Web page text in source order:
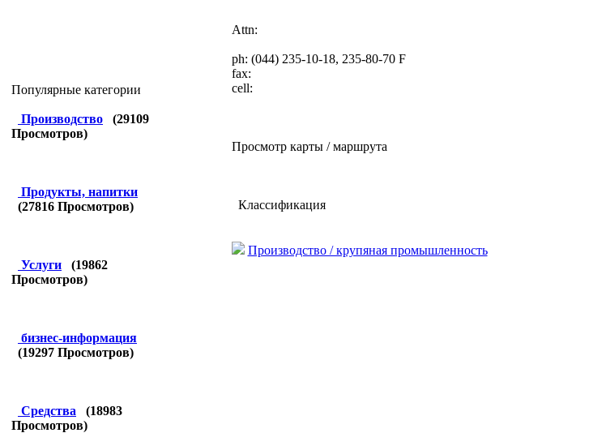
Популярные категории
Производство (29109
Просмотров)
Продукты, напитки
(27816 Просмотров)
Услуги (19862
Просмотров)
бизнес-информация
(19297 Просмотров)
Средства (18983
Просмотров)
Attn:
ph: (044) 235-10-18, 235-80-70 F
fax:
cell:
Просмотр карты / маршрута
Классификация
Производство / крупяная промышленность